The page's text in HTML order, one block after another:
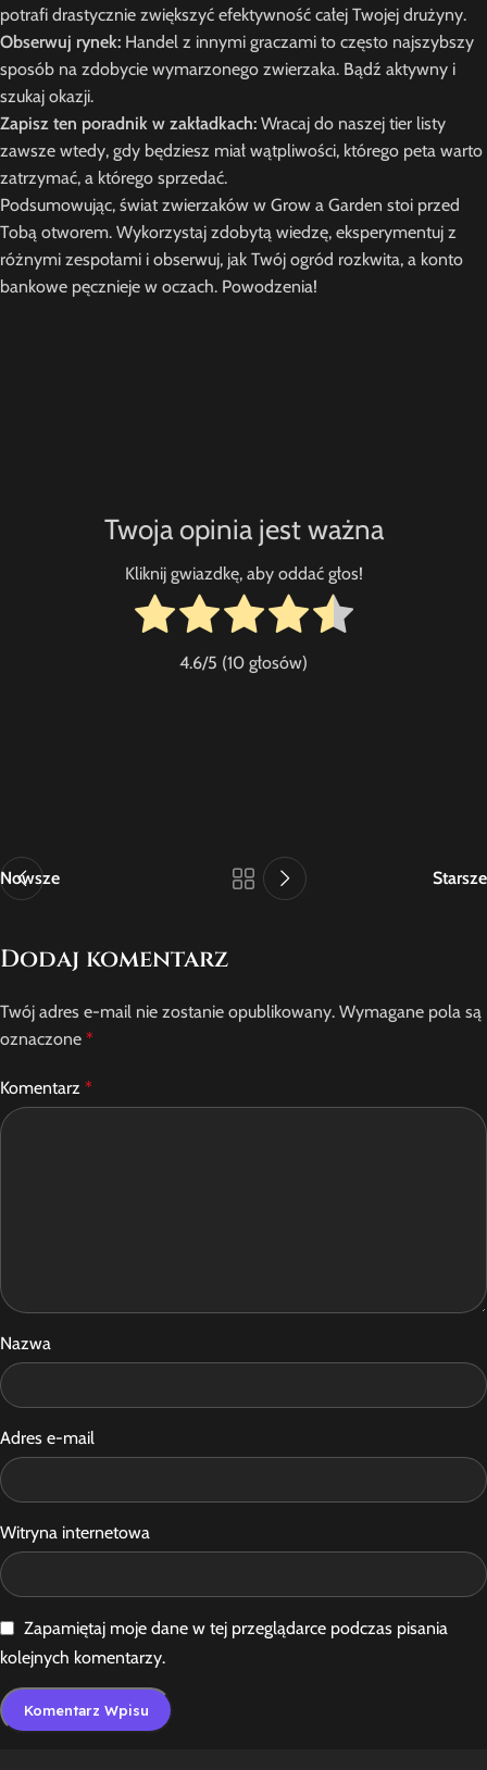
potrafi drastycznie zwiększyć efektywność całej Twojej drużyny.
Obserwuj rynek: Handel z innymi graczami to często najszybszy
sposób na zdobycie wymarzonego zwierzaka. Bądź aktywny i
szukaj okazji.
Zapisz ten poradnik w zakładkach: Wracaj do naszej tier listy
zawsze wtedy, gdy będziesz miał wątpliwości, którego peta warto
zatrzymać, a którego sprzedać.
Podsumowując, świat zwierzaków w Grow a Garden stoi przed
Tobą otworem. Wykorzystaj zdobytą wiedzę, eksperymentuj z
różnymi zespołami i obserwuj, jak Twój ogród rozkwita, a konto
bankowe pęcznieje w oczach. Powodzenia!
Twoja opinia jest ważna
Kliknij gwiazdkę, aby oddać głos!
4.6/5 (10 głosów)
Nowsze Starsze
Dodaj komentarz
Twój adres e-mail nie zostanie opublikowany. Wymagane pola są
oznaczone *
Komentarz *
Nazwa
Adres e-mail
Witryna internetowa
Zapamiętaj moje dane w tej przeglądarce podczas pisania
kolejnych komentarzy.